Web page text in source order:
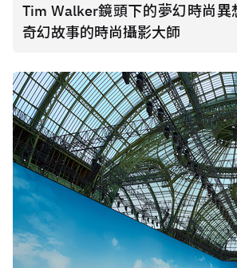
Tim Walker鏡頭下的夢幻時尚異
奇幻故事的時尚攝影大師